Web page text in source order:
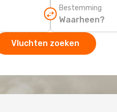
Bestemming
Vluchten zoeken